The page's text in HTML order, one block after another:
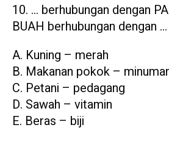
… berhubungan dengan
BUAH berhubungan dengan …
A. Kuning – merah
B. Makanan pokok –
C. Petani – pedagang
D. Sawah – vitamin
E. Beras – biji